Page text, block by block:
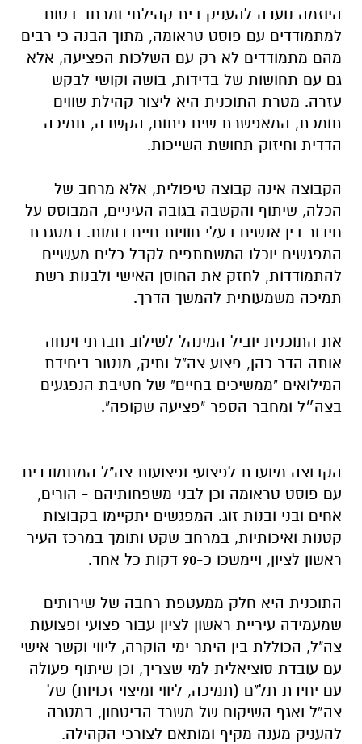
היוזמה נועדה להעניק בית קהילתי ומרחב בטוח
למתמודדים עם פוסט טראומה, מתוך הבנה כי רבים
מהם מתמודדים לא רק עם השלכות הפציעה, אלא
גם עם תחושות של בדידות, בושה וקושי לבקש
עזרה. מטרת התוכנית היא ליצור קהילת שווים
תומכת, המאפשרת שיח פתוח, הקשבה, תמיכה
הדדית וחיזוק תחושת השייכות.
הקבוצה אינה קבוצה טיפולית, אלא מרחב של
הכלה, שיתוף והקשבה בגובה העיניים, המבוסס על
חיבור בין אנשים בעלי חוויות חיים דומות. במסגרת
המפגשים יוכלו המשתתפים לקבל כלים מעשיים
להתמודדות, לחזק את החוסן האישי ולבנות רשת
תמיכה משמעותית להמשך הדרך.
את התוכנית יוביל המינהל לשילוב חברתי וינחה
אותה הדר כהן, פצוע צה"ל ותיק, מנטור ביחידת
המילואים "ממשיכים בחיים" של חטיבת הנפגעים
בצה״ל ומחבר הספר "פציעה שקופה".
הקבוצה מיועדת לפצועי ופצועות צה"ל המתמודדים
עם פוסט טראומה וכן לבני משפחותיהם - הורים,
אחים ובני ובנות זוג. המפגשים יתקיימו בקבוצות
קטנות ואיכותיות, במרחב שקט ותומך במרכז העיר
ראשון לציון, ויימשכו כ-90 דקות כל אחד.
התוכנית היא חלק ממעטפת רחבה של שירותים
שמעמידה עיריית ראשון לציון עבור פצועי ופצועות
צה"ל, הכוללת בין היתר ימי הוקרה, ליווי וקשר אישי
עם עובדת סוציאלית למי שצריך, וכן שיתוף פעולה
עם יחידת תל"ם (תמיכה, ליווי ומיצוי זכויות) של
צה”ל ואגף השיקום של משרד הביטחון, במטרה
להעניק מענה מקיף ומותאם לצורכי הקהילה.